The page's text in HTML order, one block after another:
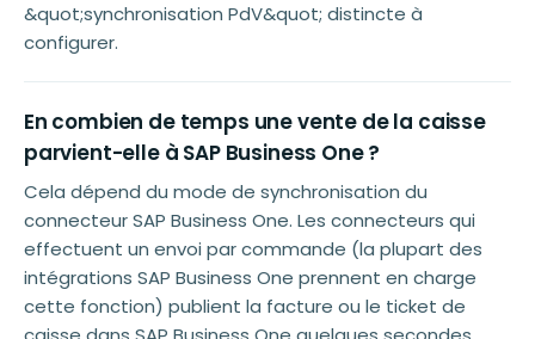
&quot;synchronisation PdV&quot; distincte à
configurer.
En combien de temps une vente de la caisse
parvient-elle à SAP Business One ?
Cela dépend du mode de synchronisation du
connecteur SAP Business One. Les connecteurs qui
effectuent un envoi par commande (la plupart des
intégrations SAP Business One prennent en charge
cette fonction) publient la facture ou le ticket de